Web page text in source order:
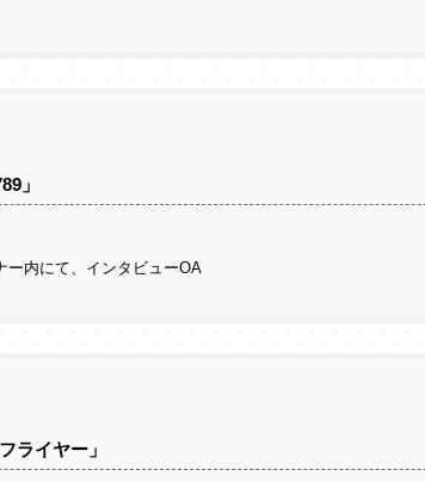
」
ー内にて、インタビューOA
ライヤー」